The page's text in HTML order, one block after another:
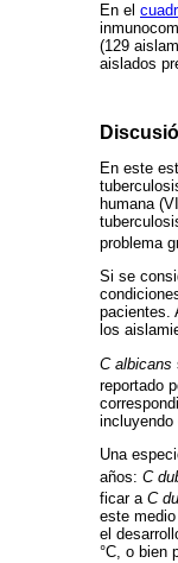
En el
(129
aislados
En este
humana
problema
Si se
pacientes.
los
C albicans
reportado
incluyendo
Una
años: C
ficar a C
este
el
°C, o bien